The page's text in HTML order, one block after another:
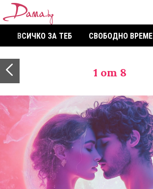
ВСИЧКО ЗА ТЕБ СВОБОДНО ВРЕМЕ
1 от 8